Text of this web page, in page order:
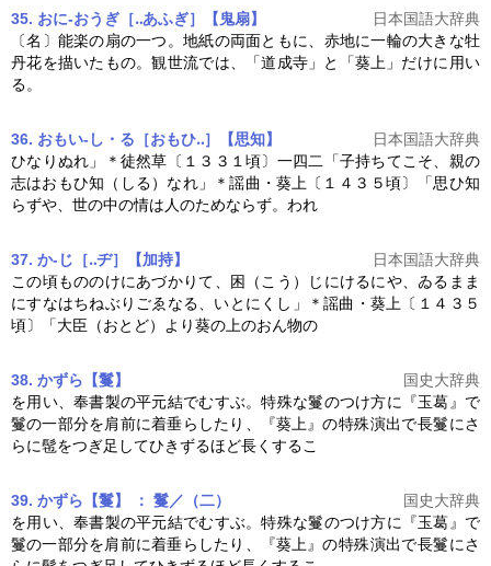
35. おに‐おうぎ［‥あふぎ］【鬼扇】
日本国語大辞典
〔名〕能楽の扇の一つ。地紙の両面ともに、赤地に一輪の大きな牡
丹花を描いたもの。観世流では、「道成寺」と「葵上 」だけに用い
る。
36. おもい‐し・る［おもひ‥］【思知】
日本国語大辞典
ひなりぬれ」＊徒然草〔１３３１頃〕一四二「子持ちてこそ、親の
志はおもひ知（しる）なれ」＊謡曲・ 葵上 〔１４３５頃〕「思ひ知
らずや、世の中の情は人のためならず。われ
37. か‐じ［‥ヂ］【加持】
日本国語大辞典
この頃もののけにあづかりて、困（こう）じにけるにや、ゐるまま
にすなはちねぶりごゑなる、いとにくし」＊謡曲・ 葵上 〔１４３５
頃〕「大臣（おとど）より葵の上のおん物の
38. かずら【鬘】
国史大辞典
を用い、奉書製の平元結でむすぶ。特殊な鬘のつけ方に『玉葛』で
鬘の一部分を肩前に着垂らしたり、『葵上 』の特殊演出で長鬘にさ
らに髢をつぎ足してひきずるほど長くするこ
39. かずら【鬘】 ： 鬘／（二）
国史大辞典
を用い、奉書製の平元結でむすぶ。特殊な鬘のつけ方に『玉葛』で
鬘の一部分を肩前に着垂らしたり、『葵上 』の特殊演出で長鬘にさ